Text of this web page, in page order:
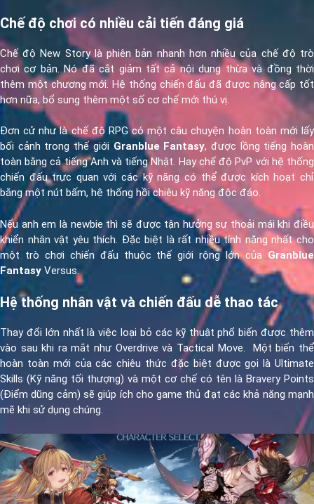
Chế độ chơi có nhiều cải tiến đáng giá
Chế độ New Story là phiên bản nhanh hơn nhiều của chế độ trò
chơi cơ bản. Nó đã cắt giảm tất cả nội dung thừa và đồng thời
thêm một chương mới. Hệ thống chiến đấu đã được nâng cấp tốt
hơn nữa, bổ sung thêm một số cơ chế mới thú vị.
Đơn cử như là chế độ RPG có một câu chuyện hoàn toàn mới lấy
bối cảnh trong thế giới Granblue Fantasy, được lồng tiếng hoàn
toàn bằng cả tiếng Anh và tiếng Nhật. Hay chế độ PvP với hệ thống
chiến đấu trực quan với các kỹ năng có thể được kích hoạt chỉ
bằng một nút bấm, hệ thống hồi chiêu kỹ năng độc đáo.
Nếu anh em là newbie thì sẽ được tận hưởng sự thoải mái khi điều
khiển nhân vật yêu thích. Đặc biệt là rất nhiều tính năng nhất cho
một trò chơi chiến đấu thuộc thế giới rộng lớn củaGranblue
Fantasy Versus.
Hệ thống nhân vật và chiến đấu dễ thao tác
Thay đổi lớn nhất là việc loại bỏ các kỹ thuật phổ biến được thêm
vào sau khi ra mắt như Overdrive và Tactical Move. Một biến thể
hoàn toàn mới của các chiêu thức đặc biệt được gọi là Ultimate
Skills (Kỹ năng tối thượng) và một cơ chế có tên là Bravery Points
(Điểm dũng cảm) sẽ giúp ích cho game thủ đạt các khả năng mạnh
mẽ khi sử dụng chúng.